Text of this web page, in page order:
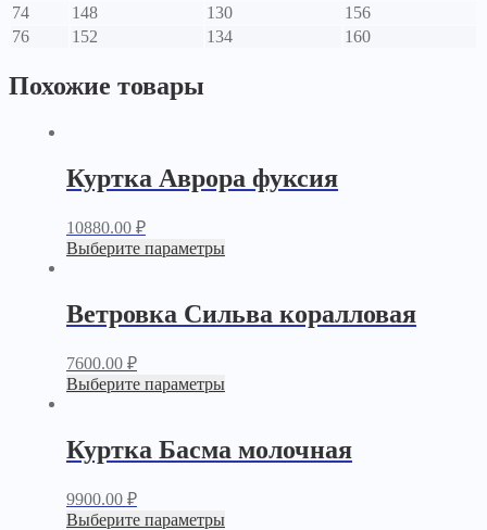
74
148 130
156
76
152 134 160
Похожие товары
Куртка Аврора фуксия
10880.00 ₽
Выберите параметры
Ветровка Сильва коралловая
7600.00 ₽
Выберите параметры
Куртка Басма молочная
9900.00 ₽
Выберите параметры